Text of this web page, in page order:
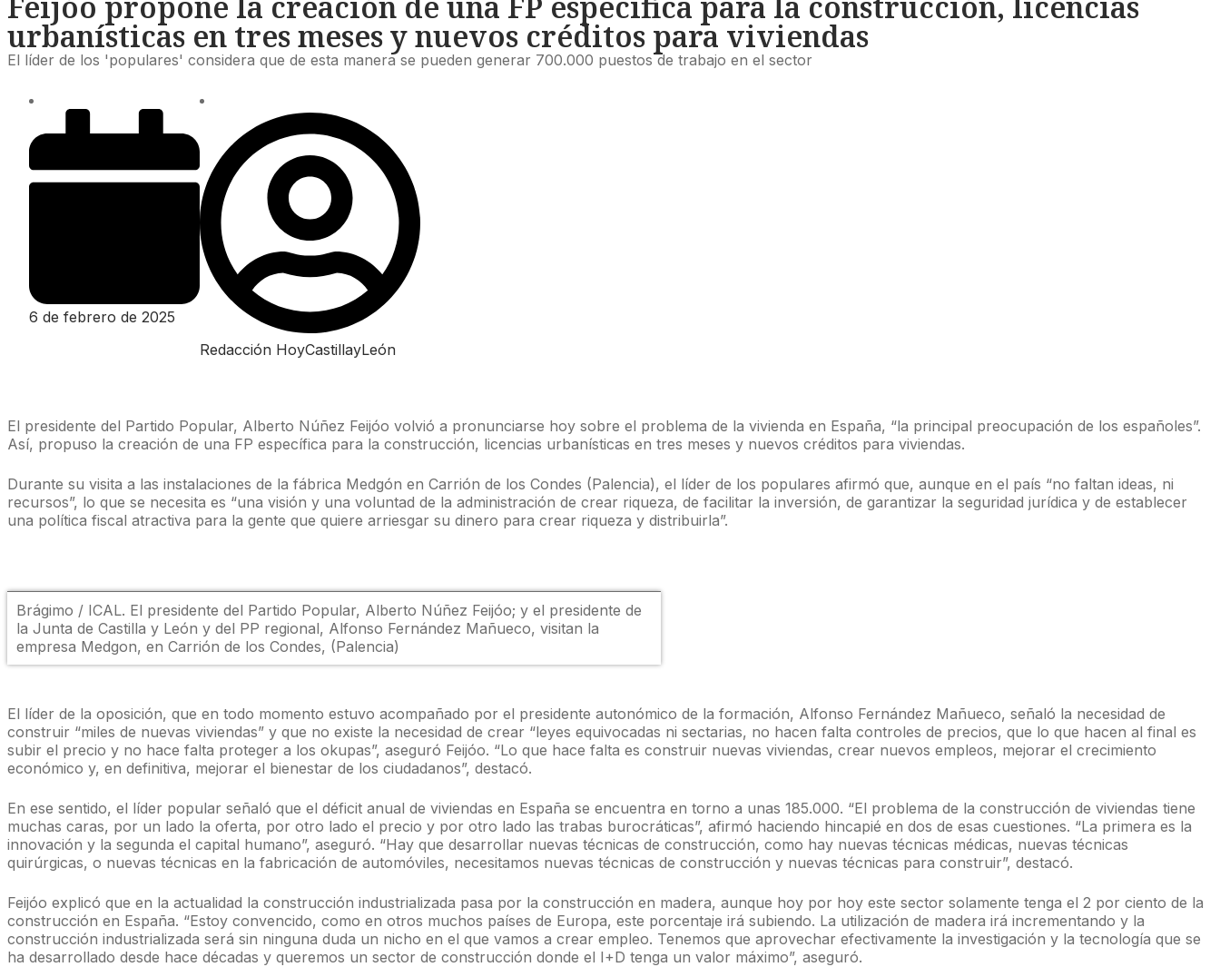
urbanísticas en tres meses y nuevos créditos para viviendas
El líder de los 'populares' considera que de esta manera se pueden generar 700.000 puestos de trabajo en el sector
6 de febrero de 2025
Redacción HoyCastillayLeón
El presidente del Partido Popular, Alberto Núñez Feijóo volvió a pronunciarse hoy sobre el problema de la vivienda en España, “la principal preocupación de los españoles”.
Así, propuso la creación de una FP específica para la construcción, licencias urbanísticas en tres meses y nuevos créditos para viviendas.
Durante su visita a las instalaciones de la fábrica Medgón en Carrión de los Condes (Palencia), el líder de los populares afirmó que, aunque en el país “no faltan ideas, ni
recursos”, lo que se necesita es “una visión y una voluntad de la administración de crear riqueza, de facilitar la inversión, de garantizar la seguridad jurídica y de establecer
una política fiscal atractiva para la gente que quiere arriesgar su dinero para crear riqueza y distribuirla”.
Brágimo / ICAL. El presidente del Partido Popular, Alberto Núñez Feijóo; y el presidente de
la Junta de Castilla y León y del PP regional, Alfonso Fernández Mañueco, visitan la
empresa Medgon, en Carrión de los Condes, (Palencia)
El líder de la oposición, que en todo momento estuvo acompañado por el presidente autonómico de la formación, Alfonso Fernández Mañueco, señaló la necesidad de
construir “miles de nuevas viviendas” y que no existe la necesidad de crear “leyes equivocadas ni sectarias, no hacen falta controles de precios, que lo que hacen al final es
subir el precio y no hace falta proteger a los okupas”, aseguró Feijóo. “Lo que hace falta es construir nuevas viviendas, crear nuevos empleos, mejorar el crecimiento
económico y, en definitiva, mejorar el bienestar de los ciudadanos”, destacó.
En ese sentido, el líder popular señaló que el déficit anual de viviendas en España se encuentra en torno a unas 185.000. “El problema de la construcción de viviendas tiene
muchas caras, por un lado la oferta, por otro lado el precio y por otro lado las trabas burocráticas”, afirmó haciendo hincapié en dos de esas cuestiones. “La primera es la
innovación y la segunda el capital humano”, aseguró. “Hay que desarrollar nuevas técnicas de construcción, como hay nuevas técnicas médicas, nuevas técnicas
quirúrgicas, o nuevas técnicas en la fabricación de automóviles, necesitamos nuevas técnicas de construcción y nuevas técnicas para construir”, destacó.
Feijóo explicó que en la actualidad la construcción industrializada pasa por la construcción en madera, aunque hoy por hoy este sector solamente tenga el 2 por ciento de la
construcción en España. “Estoy convencido, como en otros muchos países de Europa, este porcentaje irá subiendo. La utilización de madera irá incrementando y la
construcción industrializada será sin ninguna duda un nicho en el que vamos a crear empleo. Tenemos que aprovechar efectivamente la investigación y la tecnología que se
ha desarrollado desde hace décadas y queremos un sector de construcción donde el I+D tenga un valor máximo”, aseguró.